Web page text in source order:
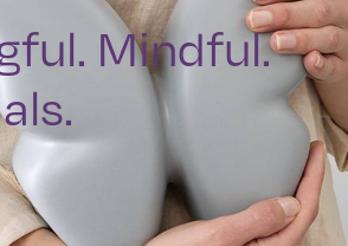
Mindful.